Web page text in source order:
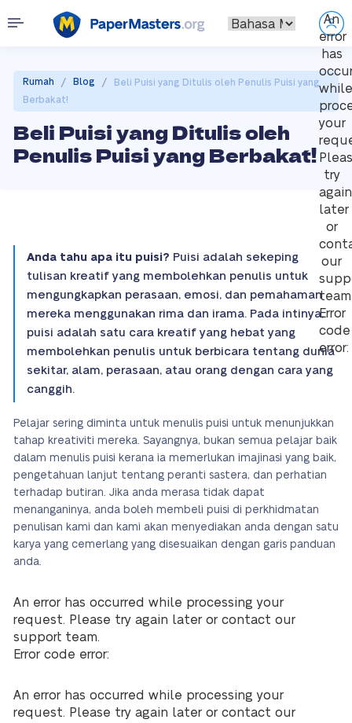
An
error
has
while
your
try
again
later
or
our
Error
code
error:
Rumah / Blog /
Beli Puisi yang Ditulis oleh Penulis Puisi yang
Berbakat!
Beli Puisi yang Ditulis oleh
Penulis Puisi yang Berbakat!
Anda tahu apa itu puisi? Puisi adalah sekeping
tulisan kreatif yang membolehkan penulis untuk
mengungkapkan perasaan, emosi, dan pemahaman
mereka menggunakan rima dan irama. Pada intinya,
puisi adalah satu cara kreatif yang hebat yang
membolehkan penulis untuk berbicara tentang dunia
sekitar, alam, perasaan, atau orang dengan cara yang
canggih.
Pelajar sering diminta untuk menulis puisi untuk menunjukkan
tahap kreativiti mereka. Sayangnya, bukan semua pelajar baik
dalam menulis puisi kerana ia memerlukan imajinasi yang baik,
pengetahuan lanjut tentang peranti sastera, dan perhatian
terhadap butiran. Jika anda merasa tidak dapat
menanganinya, anda boleh membeli puisi di perkhidmatan
penulisan kami dan kami akan menyediakan anda dengan satu
karya yang cemerlang yang disesuaikan dengan garis panduan
anda.
An error has occurred while processing your
request. Please try again later or contact our
support team.
Error code error:
An error has occurred while processing your
request. Please try again later or contact our